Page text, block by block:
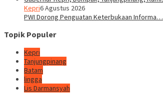
Kepri6 Agustus 2026
PWI Dorong Penguatan Keterbukaan Informa…
Topik Populer
Kepri
Tanjungpinang
Batam
lingga
Lis Darmansyah